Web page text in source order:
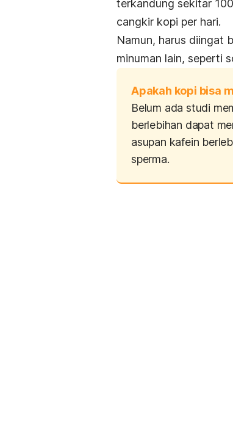
terkandung sekitar
cangkir kopi per hari.
Namun, harus diingat
minuman lain, seperti
Apakah kopi bisa
Belum ada studi
berlebihan dapat
asupan kafein
sperma.